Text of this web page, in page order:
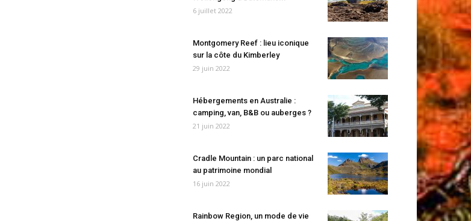
6 juillet 2022
Montgomery Reef : lieu iconique
sur la côte du Kimberley
29 juin 2022
Hébergements en Australie :
camping, van, B&B ou auberges ?
21 juin 2022
Cradle Mountain : un parc national
au patrimoine mondial
16 juin 2022
Rainbow Region, un mode de vie